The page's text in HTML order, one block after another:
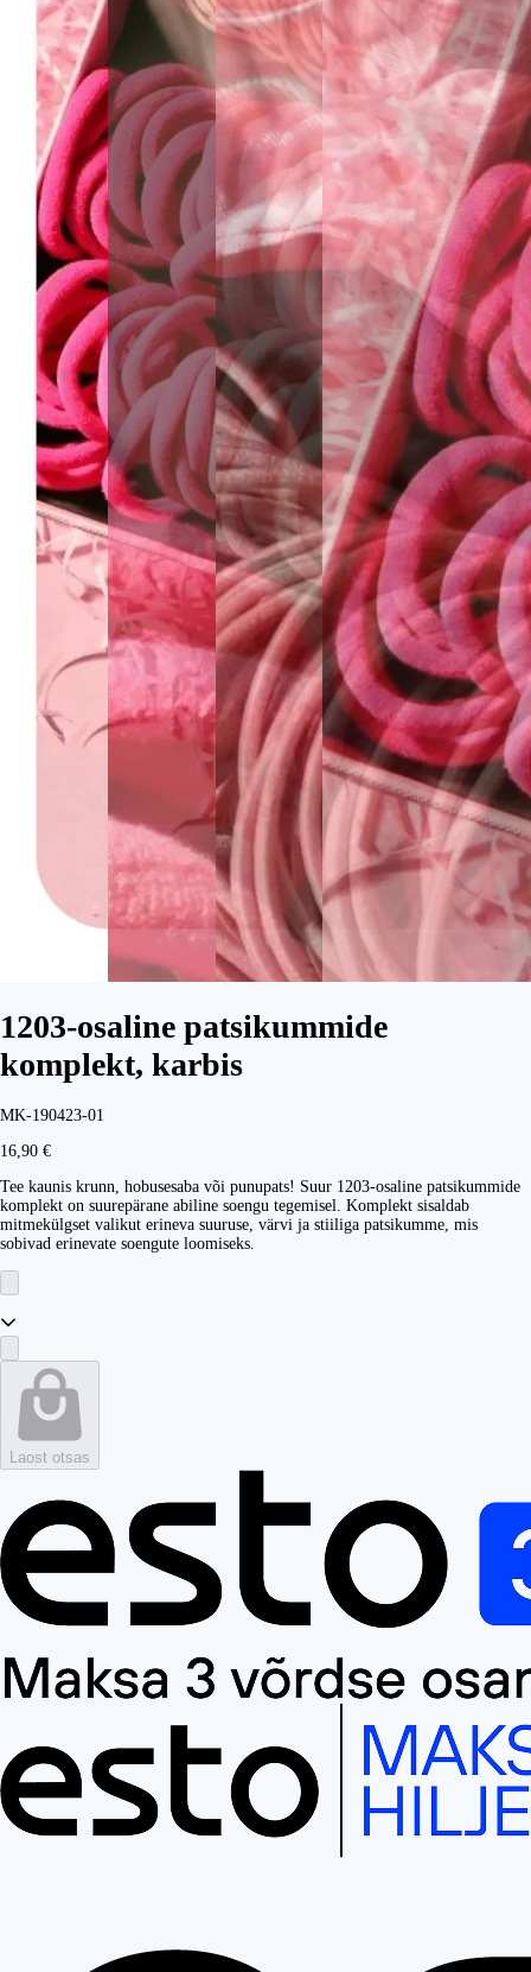
1203-osaline patsikummide
komplekt, karbis
MK-190423-01
16,90 €
Tee kaunis krunn, hobusesaba või punupats! Suur 1203-osaline patsikummide
komplekt on suurepärane abiline soengu tegemisel. Komplekt sisaldab
mitmekülgset valikut erineva suuruse, värvi ja stiiliga patsikumme, mis
sobivad erinevate soengute loomiseks.
Laost otsas